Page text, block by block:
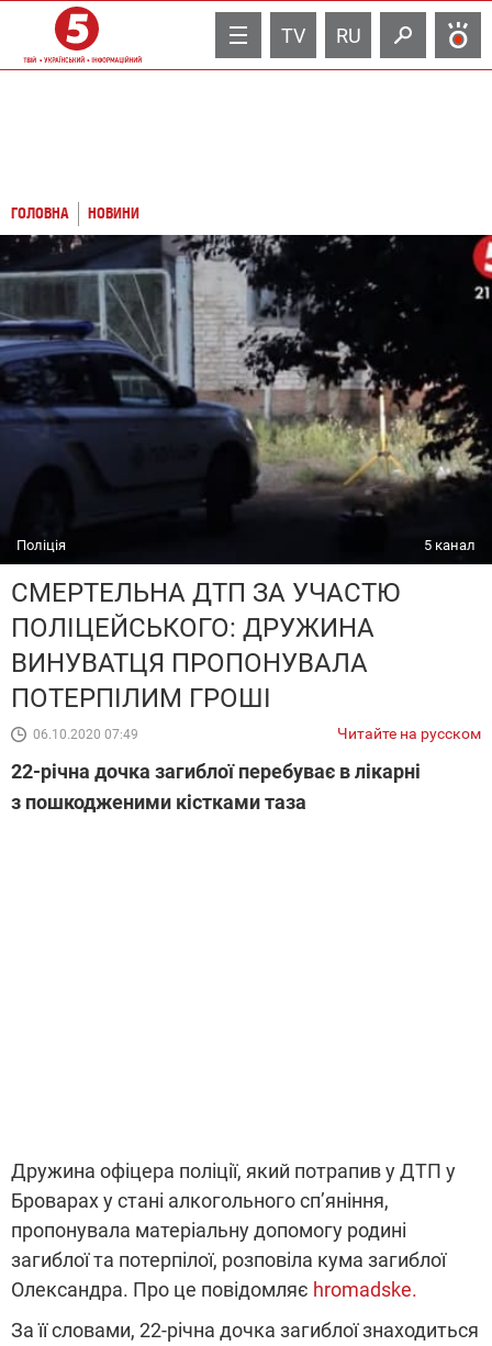
TV RU
ГОЛОВНА НОВИНИ
Поліція 5 канал
СМЕРТЕЛЬНА ДТП ЗА УЧАСТЮ
ПОЛІЦЕЙСЬКОГО: ДРУЖИНА
ВИНУВАТЦЯ ПРОПОНУВАЛА
ПОТЕРПІЛИМ ГРОШІ
06.10.2020 07:49 Читайте на русском
22-річна дочка загиблої перебуває в лікарні
з пошкодженими кістками таза
Дружина офіцера поліції, який потрапив у ДТП у
Броварах у стані алкогольного сп’яніння,
пропонувала матеріальну допомогу родині
загиблої та потерпілої, розповіла кума загиблої
Олександра. Про це повідомляє hromadske.
За її словами, 22-річна дочка загиблої знаходиться